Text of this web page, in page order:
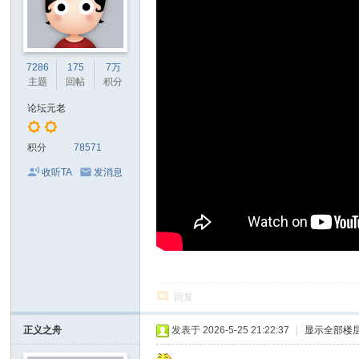
7286
主题
175
回帖
7万
积分
论坛元老
积分 78571
收听TA 发消息
回复
正义之舟 发表于 2026-5-25 21:22:37 显示全部楼